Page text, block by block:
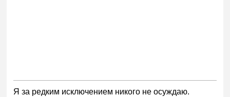
Я за редким исключением никого не осуждаю.